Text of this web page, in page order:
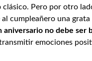
Pero por otro
cumpleañero una grata
aniversario no debe ser
emociones